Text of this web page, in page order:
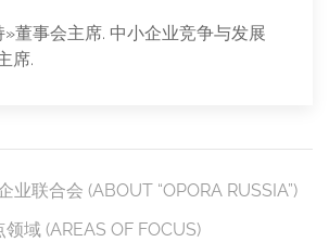
董事会主席. 中小企业竞争与发展
席.
业联合会 (ABOUT “OPORA RUSSIA”)
领域 (AREAS OF FOCUS)